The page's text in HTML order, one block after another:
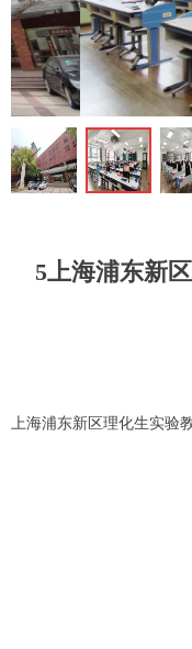
ꁆ
5上海浦东新
上海浦东新区理化生实验